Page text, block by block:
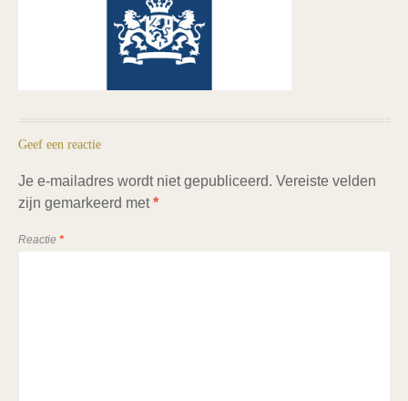
Geef een reactie
Je e-mailadres wordt niet gepubliceerd. Vereiste velden
zijn gemarkeerd met*
Reactie *